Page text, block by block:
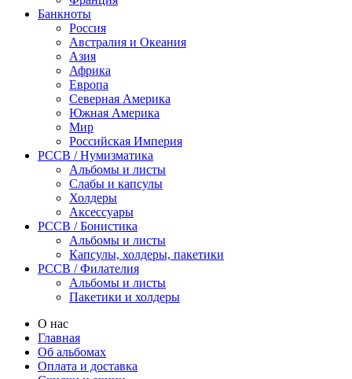
Банкноты
Россия
Австралия и Океания
Азия
Африка
Европа
Северная Америка
Южная Америка
Мир
Российская Империя
PCCB / Нумизматика
Альбомы и листы
Слабы и капсулы
Холдеры
Аксессуары
PCCB / Бонистика
Альбомы и листы
Капсулы, холдеры, пакетики
PCCB / Филателия
Альбомы и листы
Пакетики и холдеры
О нас
Главная
Об альбомах
Оплата и доставка